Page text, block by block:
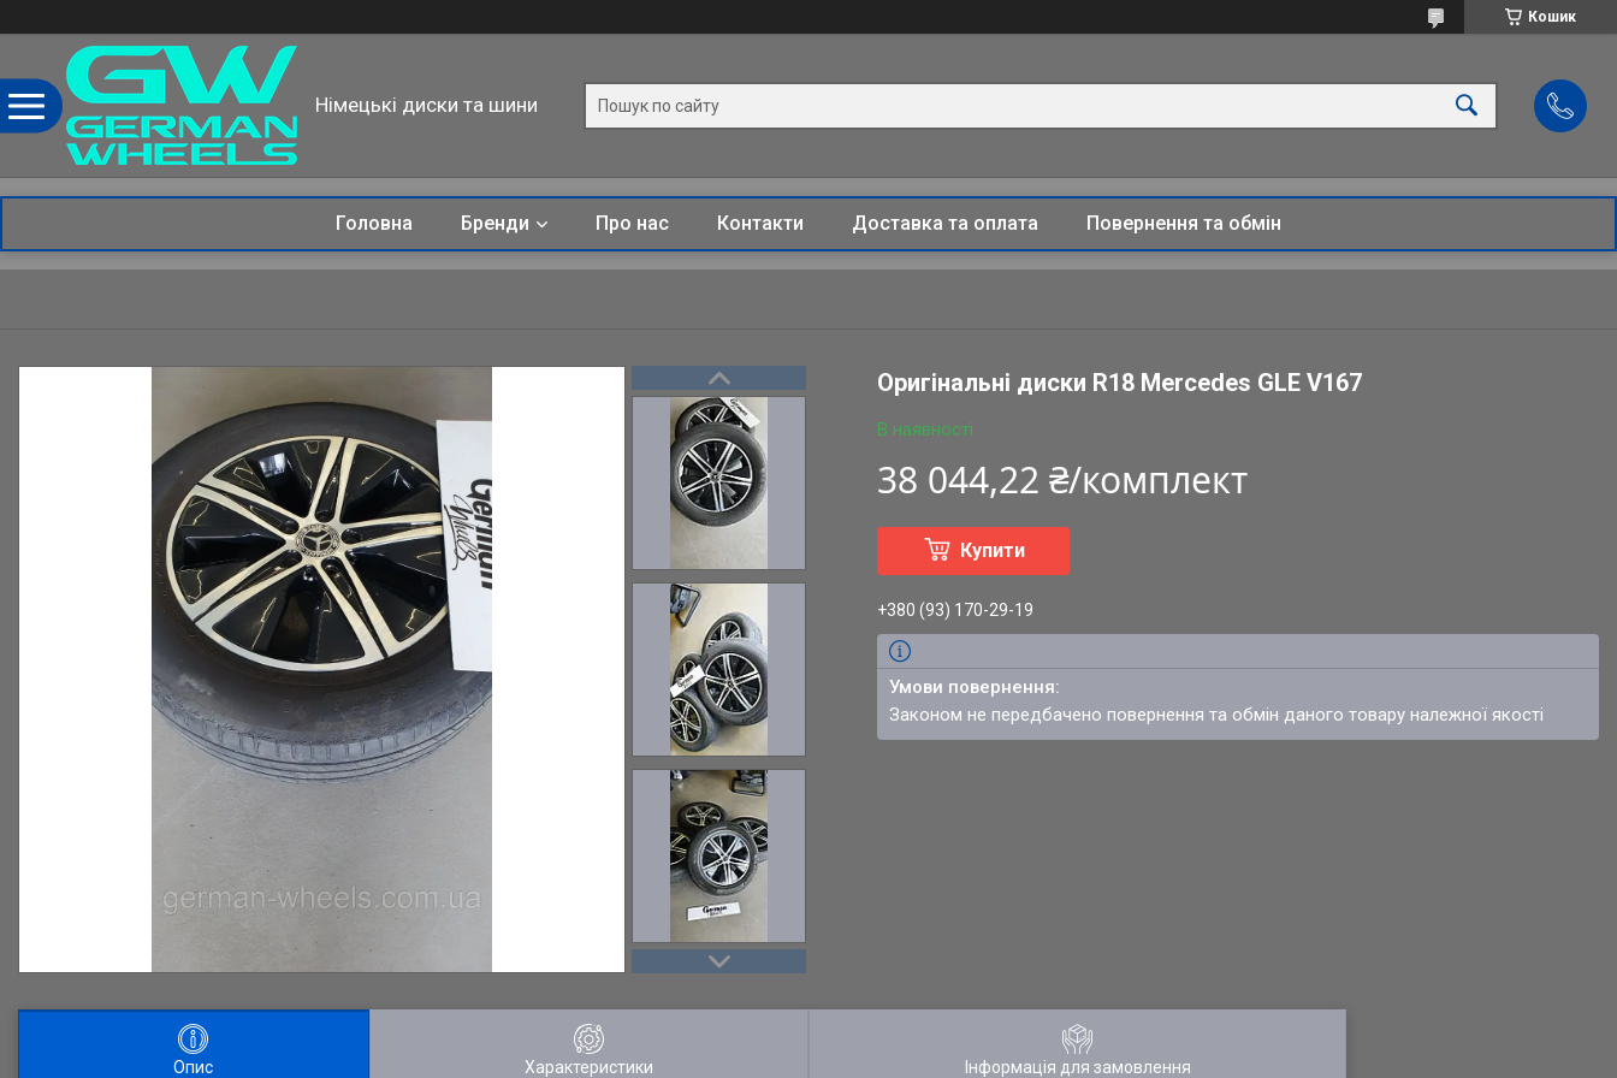
Кошик
Німецькі диски та шини
Головна Бренди Про нас Контакти Доставка та оплата Повернення та обмін
Оригінальні диски R18 Mercedes GLE V167
В наявності
38 044,22 ₴/комплект
Купити
+380 (93) 170-29-19
Законом не передбачено повернення та обмін даного товару належної якості
Опис Характеристики Інформація для замовлення